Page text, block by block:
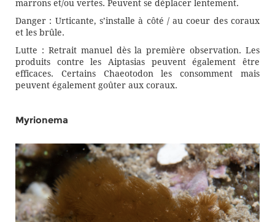
marrons et/ou vertes. Peuvent se déplacer lentement.
Danger : Urticante, s’installe à côté / au coeur des coraux
et les brûle.
Lutte : Retrait manuel dès la première observation. Les
produits contre les Aiptasias peuvent également être
efficaces. Certains Chaeotodon les consomment mais
peuvent également goûter aux coraux.
Myrionema